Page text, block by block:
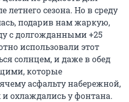
летнего сезона. Но в среду
подарив нам жаркую,
с долгожданными +25
использовали этот
солнцем, и даже в обед
которые
асфальту набережной,
охлаждались у фонтана.